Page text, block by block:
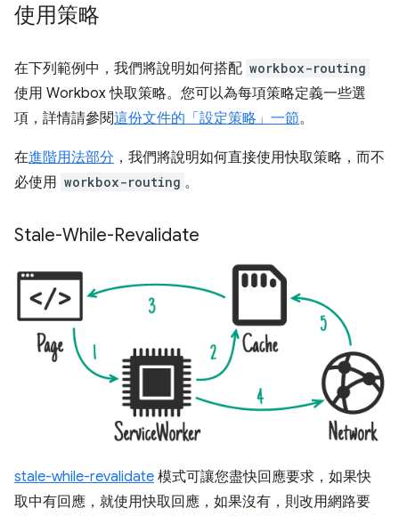
使用策略
在下列範例中，我們將說明如何搭配 workbox-routing
使用 Workbox 快取策略。您可以為每項策略定義一些選
項，詳情請參閱這份文件的「設定策略」一節。
在進階用法部分 ，我們將說明如何直接使用快取策略，而不
必使用 workbox-routing 。
Stale-While-Revalidate
stale-while-revalidate 模式可讓您盡快回應要求，如果快
取中有回應，就使用快取回應，如果沒有，則改用網路要